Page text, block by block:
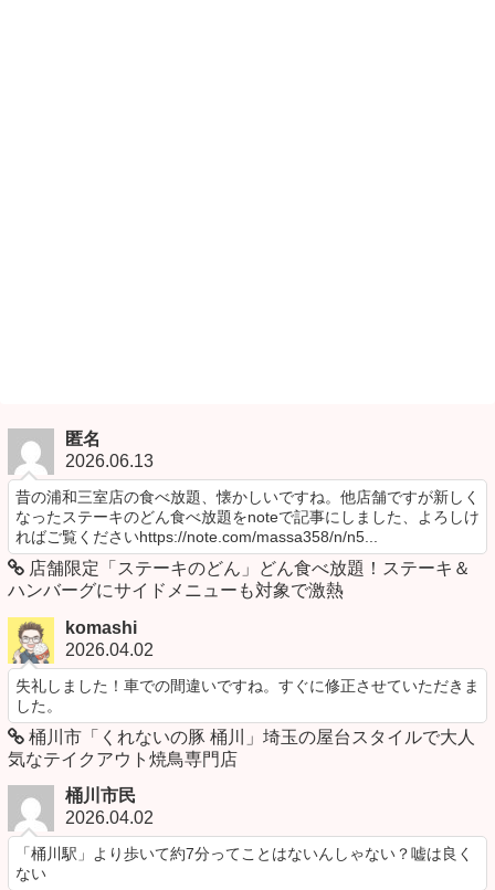
匿名
2026.06.13
昔の浦和三室店の食べ放題、懐かしいですね。他店舗ですが新しく
なったステーキのどん食べ放題をnoteで記事にしました、よろしけ
ればご覧くださいhttps://note.com/massa358/n/n5...
店舗限定「ステーキのどん」どん食べ放題！ステーキ＆
ハンバーグにサイドメニューも対象で激熱
komashi
2026.04.02
失礼しました！車での間違いですね。すぐに修正させていただきま
した。
桶川市「くれないの豚 桶川」埼玉の屋台スタイルで大人
気なテイクアウト焼鳥専門店
桶川市民
2026.04.02
「桶川駅」より歩いて約7分ってことはないんしゃない？嘘は良く
ない